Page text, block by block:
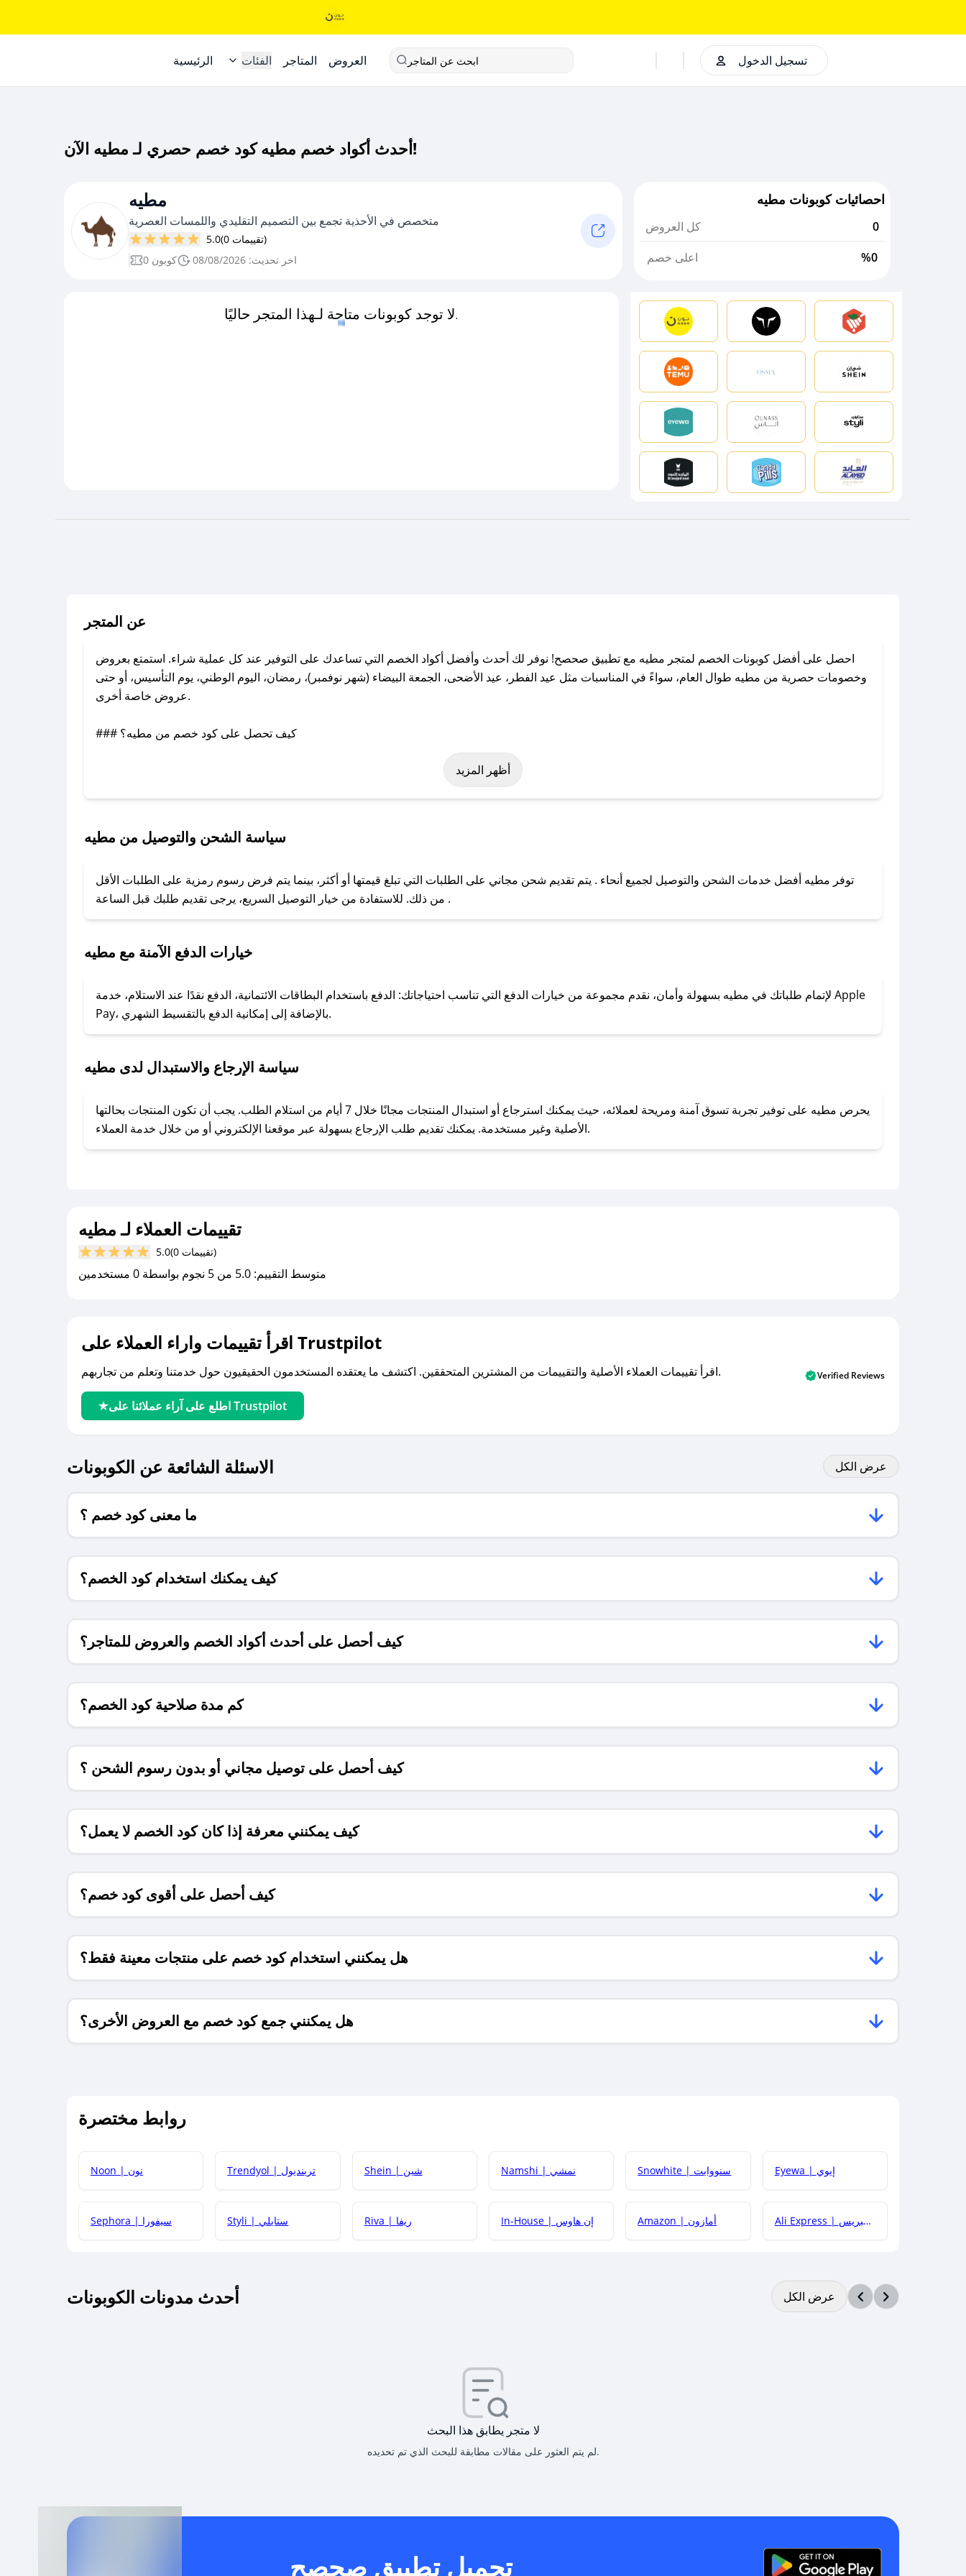
الرئيسية الفئات المتاجر العروض ابحث عن المتاجر تسجيل الدخول
أحدث أكواد خصم مطيه كود خصم حصري لـ مطيه الآن!
مطيه
متخصص في الأحذية تجمع بين التصميم التقليدي واللمسات العصرية
5.0
(0 تقييمات)
0 كوبون
اخر تحديث: 08/08/2026
احصائيات كوبونات مطيه
كل العروض
0
اعلى خصم
%0
لا توجد كوبونات متاحة لـهذا المتجر حاليًا.
عن المتجر
احصل على أفضل كوبونات الخصم لمتجر مطيه مع تطبيق صحصح! نوفر لك أحدث وأفضل أكواد الخصم التي تساعدك على التوفير عند كل عملية شراء. استمتع بعروض
وخصومات حصرية من مطيه طوال العام، سواءً في المناسبات مثل عيد الفطر، عيد الأضحى، الجمعة البيضاء (شهر نوفمبر)، رمضان، اليوم الوطني، يوم التأسيس، أو حتى
عروض خاصة أخرى.
### كيف تحصل على كود خصم من مطيه؟
باستخدام تطبيق صحصح، يمكنك العثور بسهولة على كود خصم مطيه. وفي حال عدم توفر الكوبون، تواصل معنا عبر تويتر أو البريد الإلكتروني لإضافته بسرعة.
لا تقلق! يمكنك التواصل مع فريق دعم صحصح عبر الرسائل الخاصة على تويتر أو البريد الإلكتروني، وسنقوم بحل المشكلة في أسرع وقت ممكن.
### ماذا أفعل إذا لم أجد كود خصم لمتجري المفضل؟
للحصول على كوبونات وخصومات حصرية، قم بما يلي:
- اضغط على أيقونة متابعة لمتجر مطيه في تطبيق صحصح.
- تابع حسابنا الرسمي على تويتر وقم بتفعيل زر التنبيهات.
أظهر المزيد
سياسة الشحن والتوصيل من مطيه
توفر مطيه أفضل خدمات الشحن والتوصيل لجميع أنحاء . يتم تقديم شحن مجاني على الطلبات التي تبلغ قيمتها أو أكثر، بينما يتم فرض رسوم رمزية على الطلبات الأقل
من ذلك. للاستفادة من خيار التوصيل السريع، يرجى تقديم طلبك قبل الساعة .
خيارات الدفع الآمنة مع مطيه
لإتمام طلباتك في مطيه بسهولة وأمان، نقدم مجموعة من خيارات الدفع التي تناسب احتياجاتك: الدفع باستخدام البطاقات الائتمانية، الدفع نقدًا عند الاستلام، خدمة Apple
Pay، بالإضافة إلى إمكانية الدفع بالتقسيط الشهري.
سياسة الإرجاع والاستبدال لدى مطيه
يحرص مطيه على توفير تجربة تسوق آمنة ومريحة لعملائه، حيث يمكنك استرجاع أو استبدال المنتجات مجانًا خلال 7 أيام من استلام الطلب. يجب أن تكون المنتجات بحالتها
الأصلية وغير مستخدمة. يمكنك تقديم طلب الإرجاع بسهولة عبر موقعنا الإلكتروني أو من خلال خدمة العملاء.
تقييمات العملاء لـ مطيه
5.0 (0 تقييمات)
متوسط التقييم: 5.0 من 5 نجوم بواسطة 0 مستخدمين
اقرأ تقييمات واراء العملاء على Trustpilot
اقرأ تقييمات العملاء الأصلية والتقييمات من المشترين المتحققين. اكتشف ما يعتقده المستخدمون الحقيقيون حول خدمتنا وتعلم من تجاربهم.
اطلع على آراء عملائنا على Trustpilot
Verified Reviews
الاسئلة الشائعة عن الكوبونات عرض الكل
ما معنى كود خصم ؟
كيف يمكنك استخدام كود الخصم؟
كيف أحصل على أحدث أكواد الخصم والعروض للمتاجر؟
كم مدة صلاحية كود الخصم؟
كيف أحصل على توصيل مجاني أو بدون رسوم الشحن ؟
كيف يمكنني معرفة إذا كان كود الخصم لا يعمل؟
كيف أحصل على أقوى كود خصم؟
هل يمكنني استخدام كود خصم على منتجات معينة فقط؟
هل يمكنني جمع كود خصم مع العروض الأخرى؟
روابط مختصرة
Noon | نون Trendyol | ترينديول Shein | شين Namshi | نمشي Snowhite | سنووايت Eyewa | إيوي
Sephora | سيفورا Styli | ستايلي Riva | ريفا In-House | إن هاوس Amazon | أمازون Ali Express | علي إكسبريس
أحدث مدونات الكوبونات عرض الكل
لا متجر يطابق هذا البحث
لم يتم العثور على مقالات مطابقة للبحث الذي تم تحديده.
تحميل تطبيق صحصح